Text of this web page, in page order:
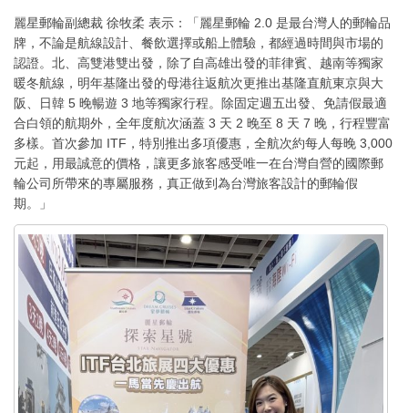
麗星郵輪副總裁 徐牧柔 表示：「麗星郵輪 2.0 是最台灣人的郵輪品
牌，不論是航線設計、餐飲選擇或船上體驗，都經過時間與市場的
認證。北、高雙港雙出發，除了自高雄出發的菲律賓、越南等獨家
暖冬航線，明年基隆出發的母港往返航次更推出基隆直航東京與大
阪、日韓 5 晚暢遊 3 地等獨家行程。除固定週五出發、免請假最適
合白領的航期外，全年度航次涵蓋 3 天 2 晚至 8 天 7 晚，行程豐富
多樣。首次參加 ITF，特別推出多項優惠，全航次約每人每晚 3,000
元起，用最誠意的價格，讓更多旅客感受唯一在台灣自營的國際郵
輪公司所帶來的專屬服務，真正做到為台灣旅客設計的郵輪假
期。」